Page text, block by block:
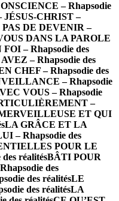
– Rhapsodie
CHRIST –
PAS DE DEVENIR –
DANS LA PAROLE
– Rhapsodie des
– Rhapsodie des
CHEF – Rhapsodie des
– Rhapsodie
VOUS – Rhapsodie
–
ET QUI
LA GRÂCE ET LA
– Rhapsodie des
POUR LE
réalitésBÂTI POUR
des
des réalitésLE
des réalitésLA